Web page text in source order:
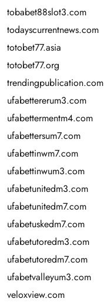
tobabet88slot3.com
todayscurrentnews.com
totobet77.asia
totobet77.org
trendingpublication.com
ufabettererum3.com
ufabettermentm4.com
ufabettersum7.com
ufabettinwm7.com
ufabettinwum3.com
ufabetunitedm3.com
ufabetunitedm7.com
ufabetuskedm7.com
ufabetutoredm3.com
ufabetutoredm7.com
ufabetvalleyum3.com
veloxview.com